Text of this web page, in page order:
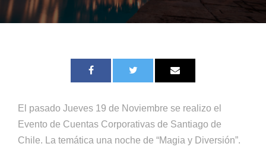
El pasado Jueves 19 de Noviembre se realizo el
Evento de Cuentas Corporativas de Santiago de
Chile. La temática una noche de “Magia y Diversión”.